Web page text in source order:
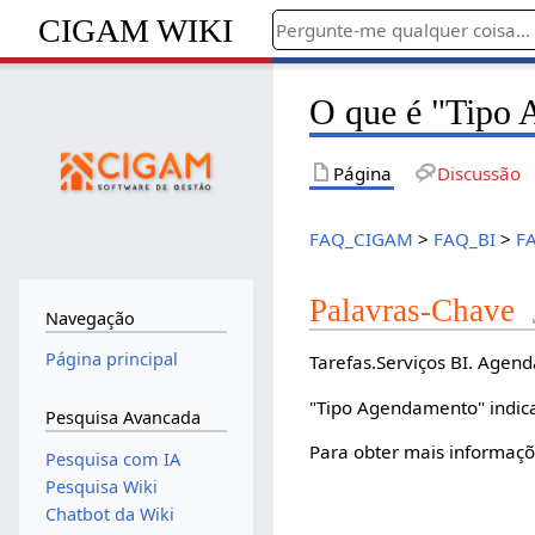
CIGAM WIKI
O que é "Tipo
Página Discussão
FAQ_CIGAM > FAQ_BI >
Palavras-Chave
Tarefas.Serviços BI.
"Tipo Agendamento"
Para obter mais
Navegação
Página principal
Pesquisa Avancada
Pesquisa com IA
Pesquisa Wiki
Chatbot da Wiki